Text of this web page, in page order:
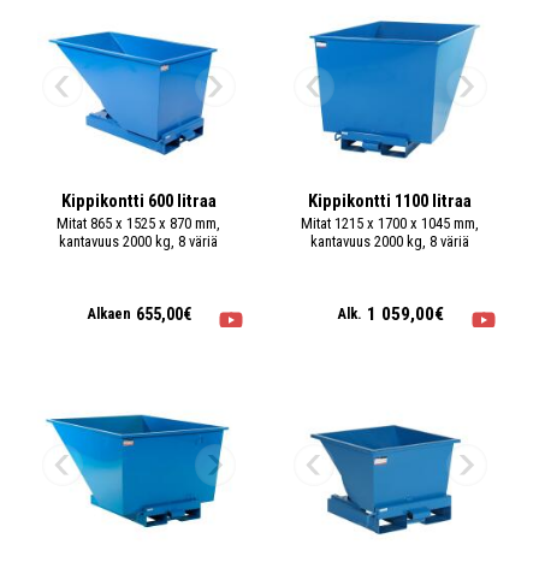
Kippikontti 600 litraa
Mitat 865 x 1525 x 870 mm,
kantavuus 2000 kg, 8 väriä
Alkaen 655,00€
Kippikontti 1100 litraa
Mitat 1215 x 1700 x 1045 mm,
kantavuus 2000 kg, 8 väriä
Alk. 1 059,00€